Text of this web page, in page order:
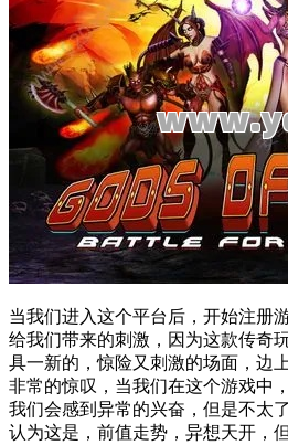
当我们进入这个平台后，开始注册
给我们带来的刺激，因为这款传奇
具一新的，惊险又刺激的场面，边
非常的惊叹，当我们在这个游戏中
我们会感到异常的兴奋，但是不太
认为这是，前值走势，异想天开，